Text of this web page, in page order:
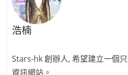
浩楠
Stars-hk 創辦人, 希望建立一個
資訊網站。